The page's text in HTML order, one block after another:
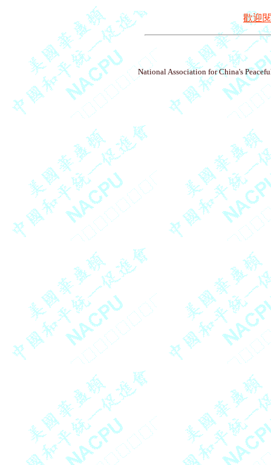
歡迎
National Association for China's